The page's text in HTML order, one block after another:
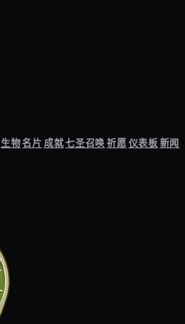
生物名片成就七圣召唤祈愿仪表板新闻